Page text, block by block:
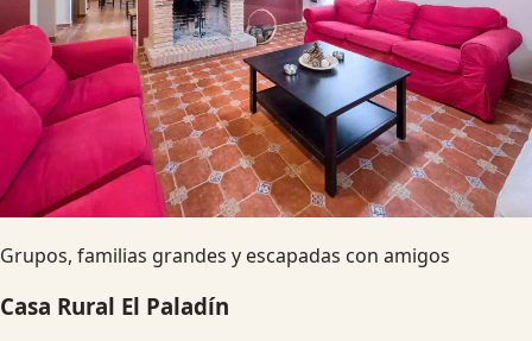
Grupos, familias grandes y escapadas con amigos
Casa Rural El Paladín